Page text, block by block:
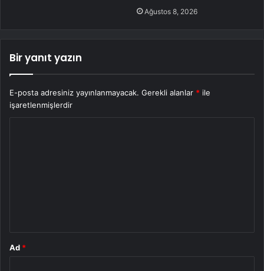
Ağustos 8, 2026
Bir yanıt yazın
E-posta adresiniz yayınlanmayacak. Gerekli alanlar * ile
işaretlenmişlerdir
Ad *